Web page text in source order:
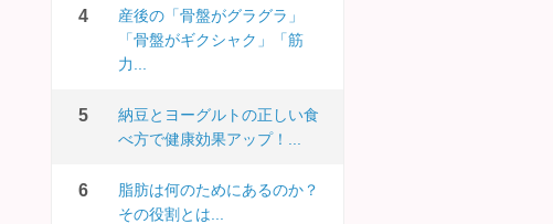
産後の「骨盤がグラグラ」
「骨盤がギクシャク」「筋
力...
納豆とヨーグルトの正しい食
べ方で健康効果アップ！...
脂肪は何のためにあるのか？
その役割とは...